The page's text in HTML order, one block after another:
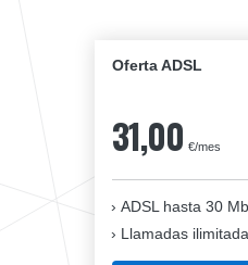
Oferta ADSL
31,00 €/mes
ADSL hasta 30 Mb
Llamadas